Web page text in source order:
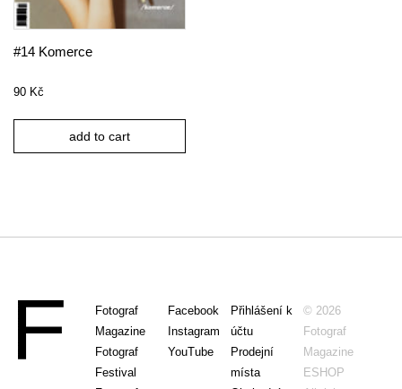
#14 Komerce
90 Kč
add to cart
Fotograf
Magazine
Fotograf
Festival
Facebook
Instagram
YouTube
Přihlášení k
účtu
Prodejní
místa
© 2026
Fotograf
Magazine
ESHOP